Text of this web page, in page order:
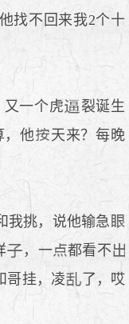
找不回来我2个十
又一个虎
裂诞生
，他
天来？每晚
我挑，说他输急
，一
都看不
哥挂，凌
了，哎